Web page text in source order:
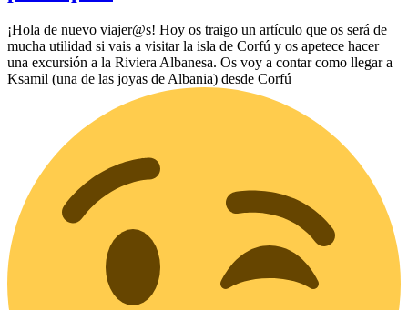
¡Hola de nuevo viajer@s! Hoy os traigo un artículo que os será de
mucha utilidad si vais a visitar la isla de Corfú y os apetece hacer
una excursión a la Riviera Albanesa. Os voy a contar como llegar a
Ksamil (una de las joyas de Albania) desde Corfú